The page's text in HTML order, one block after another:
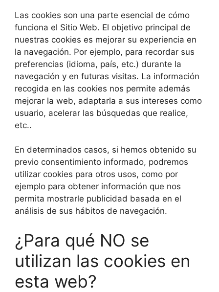
Las cookies son una parte esencial de cómo
funciona el Sitio Web. El objetivo principal de
nuestras cookies es mejorar su experiencia en
la navegación. Por ejemplo, para recordar sus
preferencias (idioma, país, etc.) durante la
navegación y en futuras visitas. La información
recogida en las cookies nos permite además
mejorar la web, adaptarla a sus intereses como
usuario, acelerar las búsquedas que realice,
etc..
En determinados casos, si hemos obtenido su
previo consentimiento informado, podremos
utilizar cookies para otros usos, como por
ejemplo para obtener información que nos
permita mostrarle publicidad basada en el
análisis de sus hábitos de navegación.
¿Para qué NO se
utilizan las cookies en
esta web?